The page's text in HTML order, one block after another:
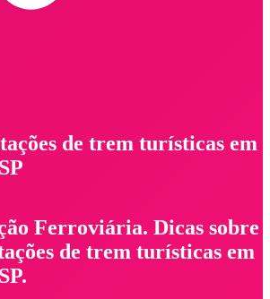
de trem turísticas em
Ferroviária. Dicas sobre
de trem turísticas em